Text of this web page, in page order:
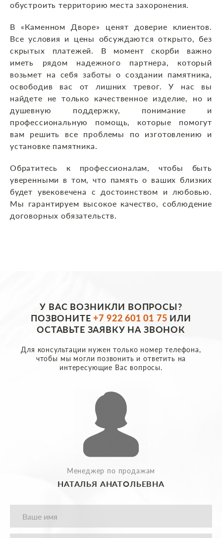
обустроить территорию места захоронения.
В «Каменном Дворе» ценят доверие клиентов.
Все условия и цены обсуждаются открыто, без
скрытых платежей. В момент скорби важно
иметь рядом надежного партнера, который
возьмет на себя заботы о создании памятника,
освободив вас от лишних тревог. У нас вы
найдете не только качественное изделие, но и
душевную поддержку, понимание и
профессиональную помощь, которые помогут
вам решить все проблемы по изготовлению и
установке памятника.
Обратитесь к профессионалам, чтобы быть
уверенными в том, что память о ваших близких
будет увековечена с достоинством и любовью.
Мы гарантируем высокое качество, соблюдение
договорных обязательств.
У ВАС ВОЗНИКЛИ ВОПРОСЫ?
ПОЗВОНИТЕ+7 922 601 01 75 ИЛИ
ОСТАВЬТЕ ЗАЯВКУ НА ЗВОНОК
Для консультации нужен только номер телефона,
чтобы мы могли позвонить и ответить на
интересующие Вас вопросы.
Менеджер по продажам
НАТАЛЬЯ АНАТОЛЬЕВНА